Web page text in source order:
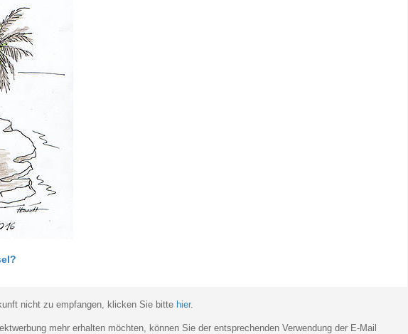
nicht zu empfangen, klicken Sie bitte hier.
mehr erhalten möchten, können Sie der entsprechenden Verwendung der E-Mail